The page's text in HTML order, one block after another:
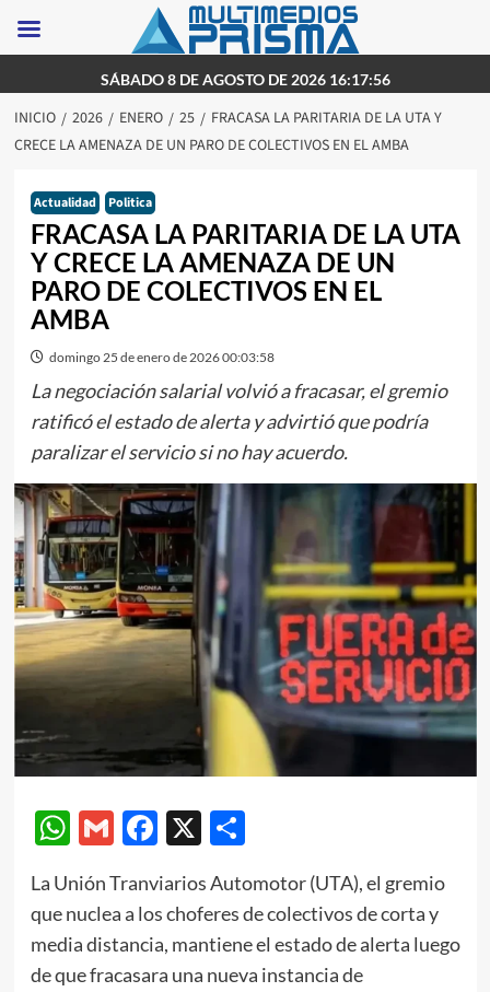
al
contenido
SÁBADO 8 DE AGOSTO DE 2026 16:17:56
INICIO 2026 ENERO 25
FRACASA LA PARITARIA DE LA UTA Y
CRECE LA AMENAZA DE UN PARO DE COLECTIVOS EN EL AMBA
Actualidad Politica
FRACASA LA PARITARIA DE LA UTA
Y CRECE LA AMENAZA DE UN
PARO DE COLECTIVOS EN EL
AMBA
domingo 25 de enero de 2026 00:03:58
La negociación salarial volvió a fracasar, el gremio
ratificó el estado de alerta y advirtió que podría
paralizar el servicio si no hay acuerdo.
WhatsApp
GmailFacebook
X Compartir
La Unión Tranviarios Automotor (UTA), el gremio
que nuclea a los choferes de colectivos de corta y
media distancia, mantiene el estado de alerta luego
de que fracasara una nueva instancia de